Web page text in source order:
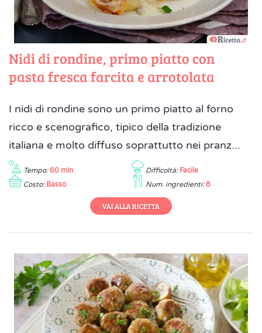
Nidi di rondine, primo piatto con
pasta fresca farcita e arrotolata
I nidi di rondine sono un primo piatto al forno
ricco e scenografico, tipico della tradizione
italiana e molto diffuso soprattutto nei pranz...
Tempo: 60 min Difficoltà: Facile
Costo: Basso Num. ingredienti: 8
VAI ALLA RICETTA